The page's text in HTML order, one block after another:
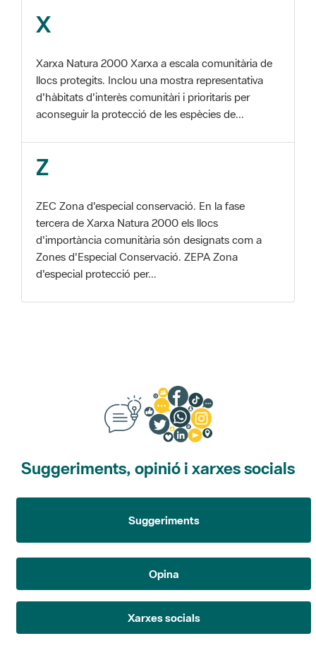
llocs protegits. Inclou una mostra representativa
aconseguir la protecció de les espècies de...
Z
tercera de Xarxa Natura 2000 els llocs
Zones d'Especial Conservació. ZEPA Zona
d'especial protecció per...
Suggeriments, opinió i xarxes socials
Suggeriments
Opina
Xarxes socials